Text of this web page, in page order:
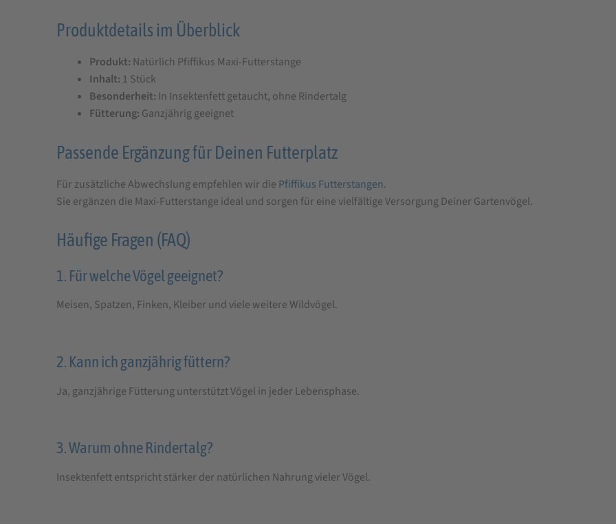
Produktdetails im Überblick
Produkt: Natürlich Pfiffikus Maxi-Futterstange
Inhalt: 1 Stück
Besonderheit: In Insektenfett getaucht, ohne Rindertalg
Fütterung: Ganzjährig geeignet
Passende Ergänzung für Deinen Futterplatz
Für zusätzliche Abwechslung empfehlen wir die Pfiffikus Futterstangen.
Sie ergänzen die Maxi-Futterstange ideal und sorgen für eine vielfältige Versorgung Deiner Gartenvögel.
Häufige Fragen (FAQ)
1. Für welche Vögel geeignet?
Meisen, Spatzen, Finken, Kleiber und viele weitere Wildvögel.
2. Kann ich ganzjährig füttern?
Ja, ganzjährige Fütterung unterstützt Vögel in jeder Lebensphase.
3. Warum ohne Rindertalg?
Insektenfett entspricht stärker der natürlichen Nahrung vieler Vögel.